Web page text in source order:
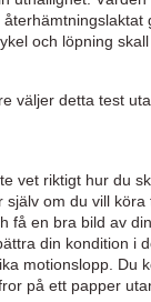
och löpning
väljer detta test
vet riktigt hur du
om du vill
få en bra bild av
din kondition i
motionslopp. Du
på ett papper